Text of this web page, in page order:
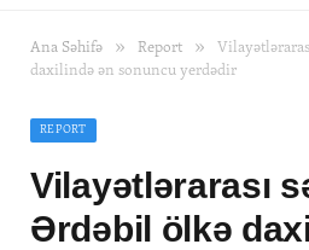
Ana Səhifə » Report »
daxilində ən sonuncu yerdədir
REPORT
Vilayətlərarası
Ərdəbil ölkə